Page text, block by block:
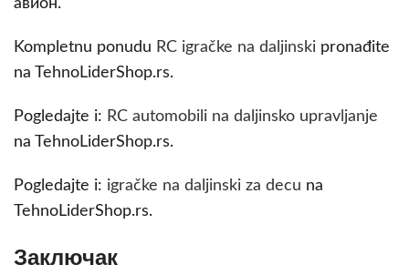
авион.
Kompletnu ponudu RC igračke na daljinski pronađite
na TehnoLiderShop.rs.
Pogledajte i: RC automobili na daljinsko upravljanje
na TehnoLiderShop.rs.
Pogledajte i: igračke na daljinski za decu na
TehnoLiderShop.rs.
Заключак